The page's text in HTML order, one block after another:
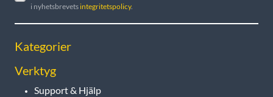
i nyhetsbrevets integritetspolicy.
Kategorier
Verktyg
Support & Hjälp